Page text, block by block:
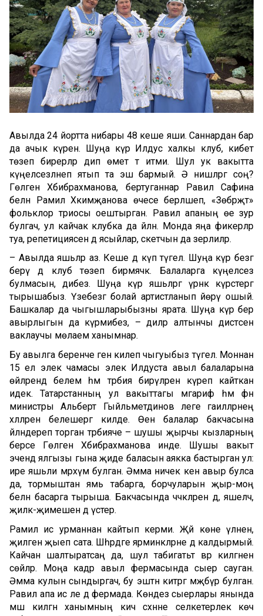
Авылда 24 йортта нибары 48 кеше яши. Саннардан бар
да ачык күренә. Шуңа күрә Илдус халкы клуб, кибет
төзеп бирерләр дип өмет тә итми. Шул ук вакытта
күңелсезләнеп ятып та эш бармый. Ә нишләргә соң?
Гөлгенә Хәбибрахманова, бертуганнар Равилә Сафина
белән Рамилә Хәкимҗанова өчесе берләшеп, «Зөбәрҗәт»
фольклор триосы оештырган. Равилә апаның өе зур
булгач, ул кайчак клубка да әйләнә. Монда яңа фикерләр
туа, репетициясен дә ясыйлар, скетчын да әзерлиләр.
– Авылда яшьләр аз. Кеше дә күп түгел. Шуңа күрә безгә
берәү дә клуб төзеп бирмәячәк. Балаларга күңелсез
булмасын, дибез. Шуңа күрә яшьләргә үрнәк күрсәтергә
тырышабыз. Үзебезгә болай артистланып йөрү ошый.
Башкалар да чыгышларыбызны ярата. Шуңа күрә бер
авырлыгын да күрмибез, – диләр алтынчы дистәсен
ваклаучы мөлаем ханымнар.
Бу авылга беренче генә килеп чыгуыбыз түгел. Моннан
15 ел элек чамасы элек Илдуста авыл балаларына
өйләрендә белем һәм тәрбия бирүләрен күреп кайткан
идек. Татарстанның ул вакыттагы мәгариф һәм фән
министры Альберт Гыйльметдинов әлеге гаиләләрнең
хәлләрен белешергә килде. Өен балалар бакчасына
әйләндереп торган тәрбияче – шушы җырчы кызларның
берсе Гөлгенә Хәбибрахманова инде. Шушы вакыт
эчендә ялгызы гына җиде баласын аякка бастырган ул:
ире яшьли мәрхүм булган. Әмма ничек кенә авыр булса
да, тормыштан ямь табарга, борчуларын җыр-моң
белән басарга тырыша. Бакчасында чәчәкләрен дә, яшелчә,
җиләк-җимешен дә үстерә.
Рамилә исә урманнан кайтып керми. Җәй көне үләнен,
җиләген җыеп сата. Шәһәрдәге ярминкәләрне дә калдырмый.
Кайчан шалтыратсаң да, шул табигатьтә әвәрә килгәнен
сөйләр. Моңа кадәр авыл фермасында сыер сауган.
Әмма кулын сындыргач, бу эштән китәргә мәҗбүр булган.
Равилә апа исә әле дә фермада. Көндез сыерлары янында
мәш килгән ханымның кич сәхнәне селкетерлек көч